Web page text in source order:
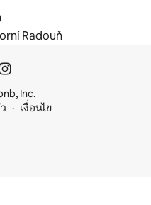
Radouň
Inc.
เงื่อนไข